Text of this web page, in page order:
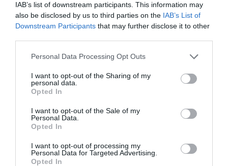
IAB’s list of downstream participants. This information may
also be disclosed by us to third parties on the IAB’s List of
Downstream Participants that may further disclose it to other
Personal Data Processing Opt Outs
I want to opt-out of the Sharing of my
personal data.
Opted In
I want to opt-out of the Sale of my
Personal Data.
Opted In
I want to opt-out of processing my
Personal Data for Targeted Advertising.
Opted In